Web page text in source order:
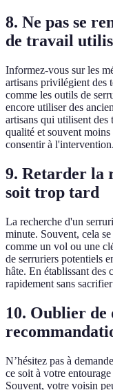
8. Ne pas se
de travail
Informez-vous sur les
artisans privilégient des
comme les outils de
encore utiliser des
artisans qui utilisent des
qualité et souvent
consentir à l'intervention.
9. Retarder la
soit trop tard
La recherche d'un
minute. Souvent, cela
comme un vol ou une
de serruriers potentiels
hâte. En établissant des
rapidement sans
10. Oublier de
N’hésitez pas à
ce soit à votre
Souvent, votre voisin